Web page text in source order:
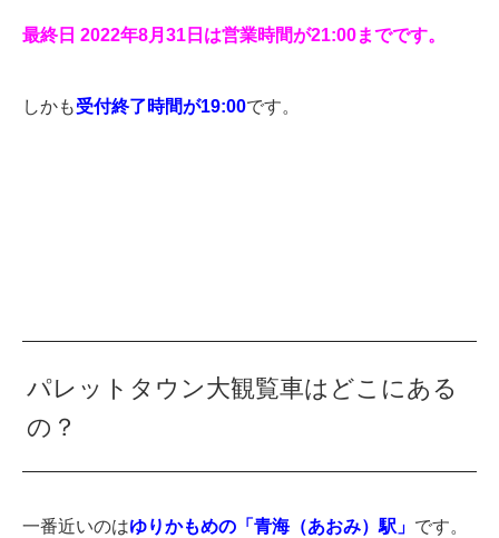
最終日 2022年8月31日は営業時間が21:00までです。
しかも受付終了時間が19:00です。
パレットタウン大観覧車はどこにある
の？
一番近いのはゆりかもめの「青海（あおみ）駅」 です。